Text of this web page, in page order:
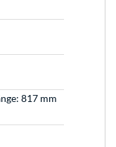
817 mm